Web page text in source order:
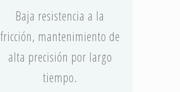
Baja resistencia a la
fricción, mantenimiento de
alta precisión por largo
tiempo.